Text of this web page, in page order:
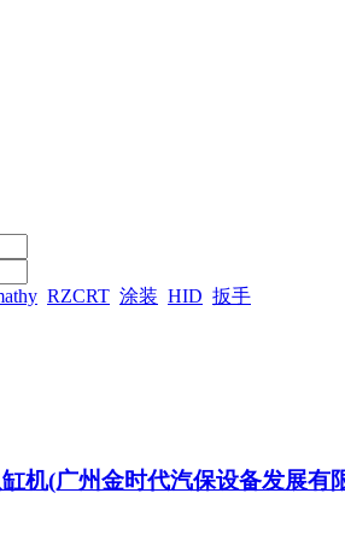
RZCRT 涂装 HID 扳手
机(广州金时代汽保设备发展有